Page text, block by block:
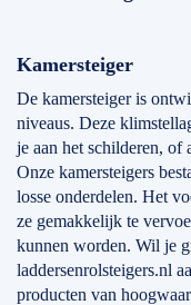
Kamersteiger
De kamersteiger is
niveaus. Deze
je aan het schilderen, of
Onze kamersteigers
losse onderdelen. Het
ze gemakkelijk te
kunnen worden. Wil je
laddersenrolsteigers.nl
producten van